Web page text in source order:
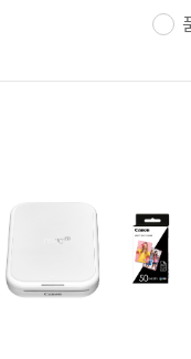
그 프레임
사무용·